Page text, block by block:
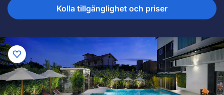
Kolla tillgänglighet och priser